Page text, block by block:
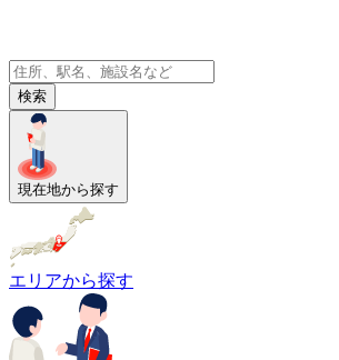
検索
現在地から探す
エリアから探す